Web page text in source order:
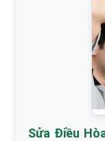
Sửa Điều